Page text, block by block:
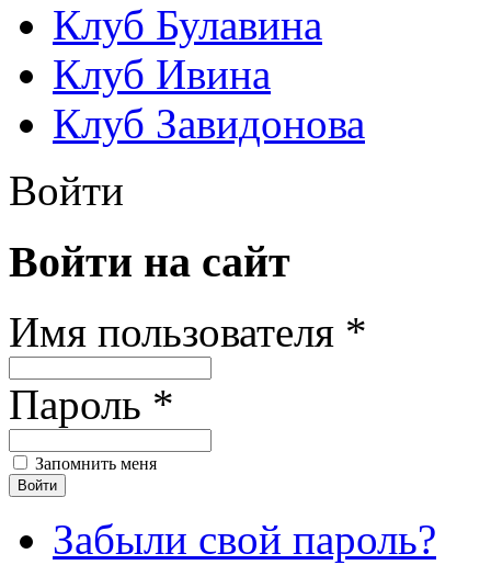
Клуб Булавина
Клуб Ивина
Клуб Завидонова
Войти
Войти на сайт
Имя пользователя *
Пароль *
Запомнить меня
Забыли свой пароль?